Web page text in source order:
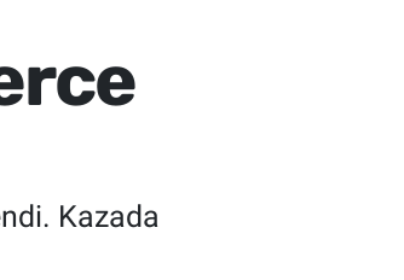
Kazada